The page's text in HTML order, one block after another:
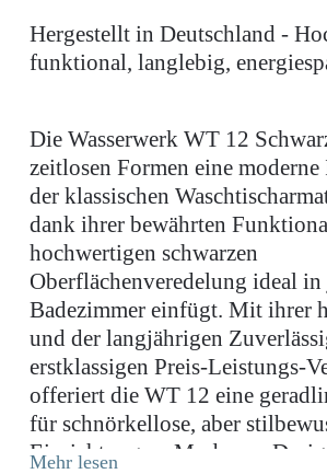
Hergestellt in Deutschland -
funktional, langlebig,
Die Wasserwerk WT 12
zeitlosen Formen eine
der klassischen
dank ihrer bewährten
hochwertigen schwarzen
Oberflächenveredelung ideal in
Badezimmer einfügt. Mit ihrer
und der langjährigen
erstklassigen Preis-Leistungs-
offeriert die WT 12 eine
für schnörkellose, aber
Einrichtungen. Modernes
Mehr lesen